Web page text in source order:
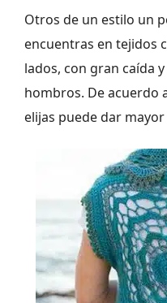
Otros de un estilo un
encuentras en tejidos
lados, con gran caída
hombros. De acuerdo
elijas puede dar